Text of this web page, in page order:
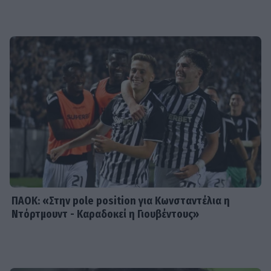
Ειρήνη Νικολοπούλου: «Το Tik Tok
έχει γίνει το σόου όλου του
πλανήτη»
HOLLYWOOD
Σακίρα: Αυτές είναι οι 7 τροφές που
την κρατούν «αγέραστη» στα 49
ΠΑΟΚ: «Στην pole position για Κωνσταντέλια η
Ντόρτμουντ - Καραδοκεί η Γιουβέντους»